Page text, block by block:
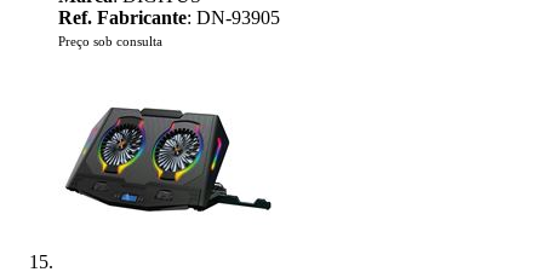
Ref. Fabricante: DN-93905
Preço sob consulta